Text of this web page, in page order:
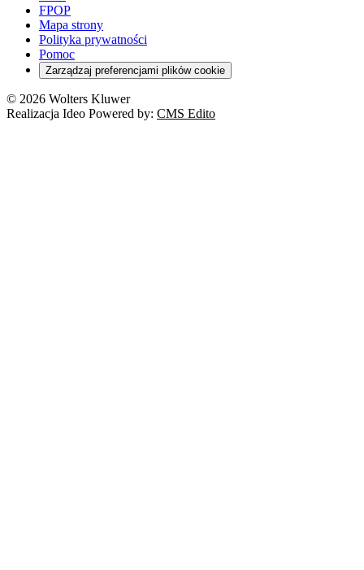
FPOP
Mapa strony
Polityka prywatności
Pomoc
Zarządzaj preferencjami plików cookie
© 2026 Wolters Kluwer
Realizacja Ideo Powered by: CMS Edito